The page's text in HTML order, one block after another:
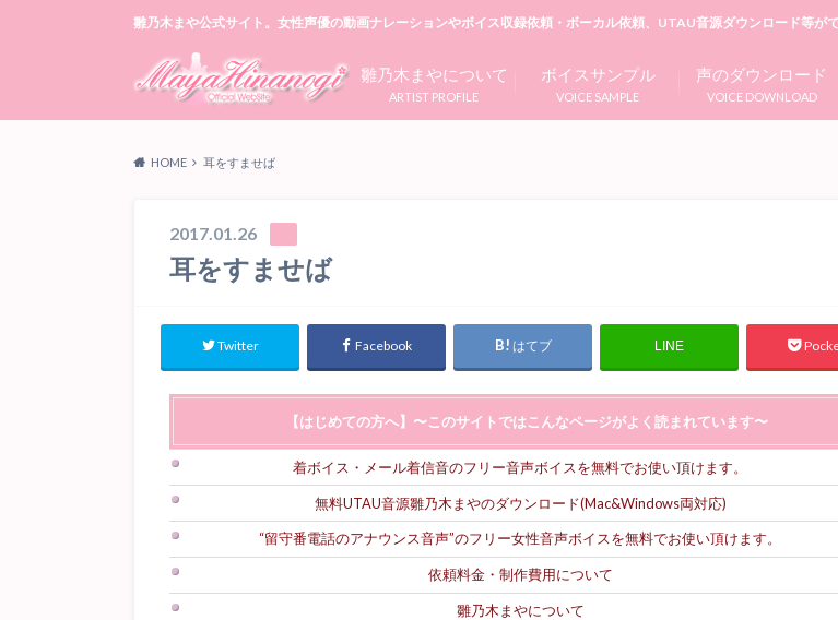
雛乃木まや公式サイト。女性声優の動画ナレーションやボイス収録依頼・ボーカル依頼、UTAU音源ダウンロード等がで
ARTIST PROFILE
雛乃木まやについて
VOICE SAMPLE
ボイスサンプル
VOICE DOWNLOAD
声のダウンロード
HOME 耳をすませば
2017.01.26
耳をすませば
Twitter Facebook はてブ LINE
【はじめての方へ】〜このサイトではこんなページがよく読まれています〜
着ボイス・メール着信音のフリー音声ボイスを無料でお使い頂けます。
無料UTAU音源雛乃木まやのダウンロード(Mac&Windows両対応)
“留守番電話のアナウンス音声”のフリー女性音声ボイスを無料でお使い頂けます。
依頼料金・制作費用について
雛乃木まやについて